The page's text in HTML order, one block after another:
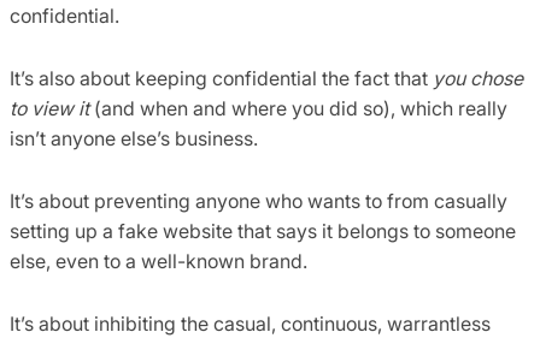
confidential.
It’s also about keeping confidential the fact that you chose
to view it(and when and where you did so), which really
isn’t anyone else’s business.
It’s about preventing anyone who wants to from casually
setting up a fake website that says it belongs to someone
else, even to a well-known brand.
It’s about inhibiting the casual, continuous, warrantless